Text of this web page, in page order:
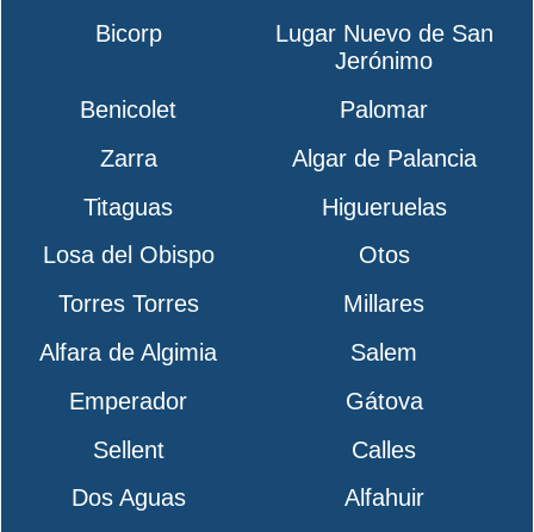
Bicorp
Lugar Nuevo de San
Jerónimo
Benicolet
Palomar
Zarra
Algar de Palancia
Titaguas
Higueruelas
Losa del Obispo
Otos
Torres Torres
Millares
Alfara de Algimia
Salem
Emperador
Gátova
Sellent
Calles
Dos Aguas
Alfahuir